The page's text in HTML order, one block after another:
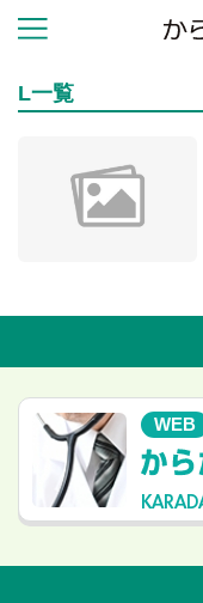
L一覧
WEB